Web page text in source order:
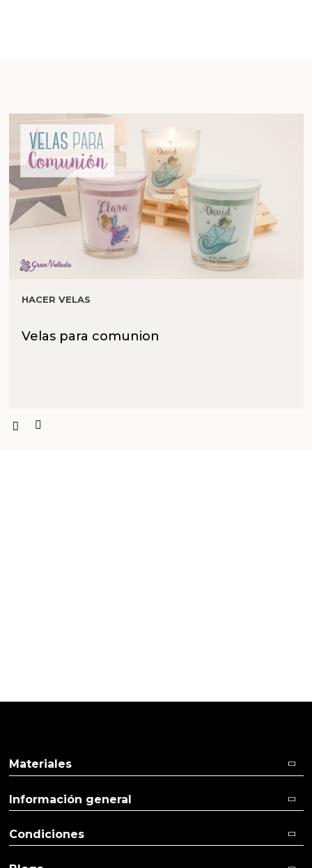
HACER VELAS
Velas para comunion
Materiales
Información general
Condiciones